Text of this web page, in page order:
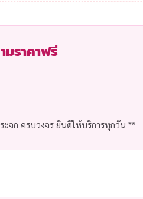
มราคาฟรี
ะจก ครบวงจร ยินดีให้บริการทุกวัน **